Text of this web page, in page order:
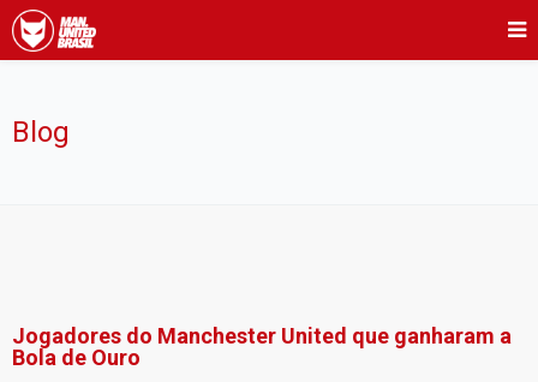
Blog
Jogadores do Manchester United que ganharam a
Bola de Ouro